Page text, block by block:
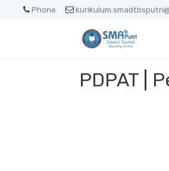
Phone
PDPAT |